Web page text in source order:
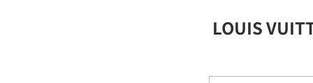
LOUIS